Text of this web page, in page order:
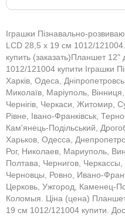
Іграшки Пізнавально-
LCD 28,5 х 19 см 1012/
купить (заказать)Планшет
1012/121004 купити Іграшки
Харків, Одеса,
Миколаїв, Маріуполь,
Чернігів, Черкаси, Житомир,
Рівне, Івано-Франківськ,
Кам'янець-Подільський,
Харьков, Одесса,
Рог, Николаев, Мариуполь,
Полтава, Чернигов,
Черновцы, Ровно, Ивано-
Церковь, Ужгород, Каменец-
Коломыя. Ціна (цена)
19 см 1012/121004 купити.